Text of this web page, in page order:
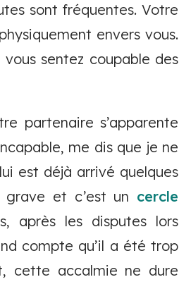
sont fréquentes. Votre
envers vous.
sentez coupable des
partenaire s’apparente
me dis que je ne
est déjà arrivé quelques
et c’est un cercle
après les disputes lors
compte qu’il a été trop
cette accalmie ne dure